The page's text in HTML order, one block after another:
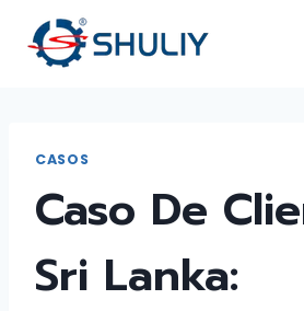
para
CASOS
Caso De
Sri Lanka: